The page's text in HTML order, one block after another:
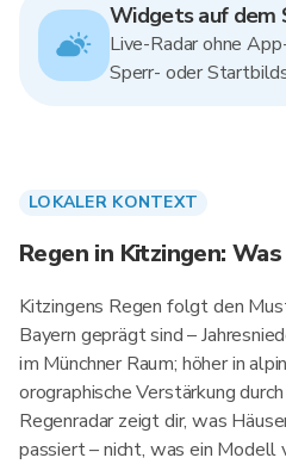
Widgets auf dem
Live-Radar ohne
Sperr- oder
LOKALER KONTEXT
Regen in Kitzingen:
Kitzingens Regen folgt den
Bayern geprägt sind –
im Münchner Raum; höher in
orographische Verstärkung
Regenradar zeigt dir, was
passiert – nicht, was ein Modell